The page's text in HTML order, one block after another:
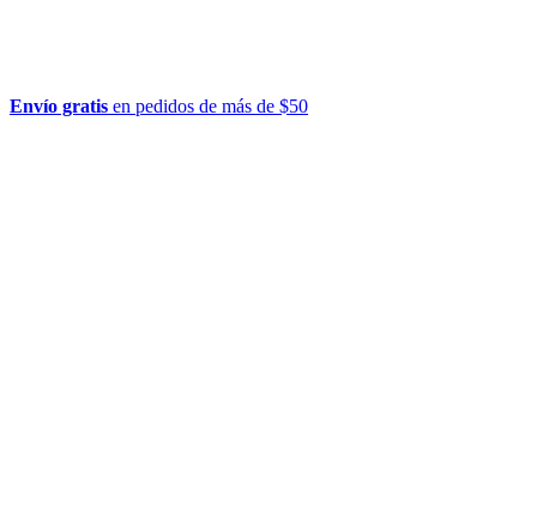
Envío gratis en pedidos de más de $50